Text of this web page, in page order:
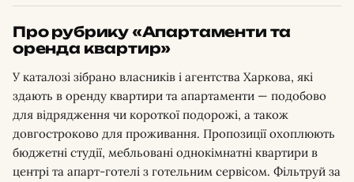
Про рубрику «Апартаменти та
оренда квартир»
У каталозі зібрано власників і агентства Харкова, які
здають в оренду квартири та апартаменти — подобово
для відрядження чи короткої подорожі, а також
довгостроково для проживання. Пропозиції охоплюють
бюджетні студії, мебльовані однокімнатні квартири в
центрі та апарт-готелі з готельним сервісом. Фільтруй за